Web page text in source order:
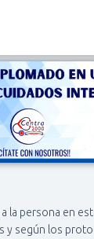
la persona en
y según los